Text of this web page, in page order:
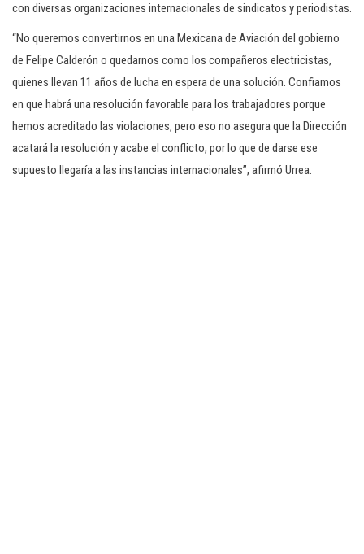
con diversas organizaciones internacionales de sindicatos y periodistas.
“No queremos convertirnos en una Mexicana de Aviación del gobierno
de Felipe Calderón o quedarnos como los compañeros electricistas,
quienes llevan 11 años de lucha en espera de una solución. Confiamos
en que habrá una resolución favorable para los trabajadores porque
hemos acreditado las violaciones, pero eso no asegura que la Dirección
acatará la resolución y acabe el conflicto, por lo que de darse ese
supuesto llegaría a las instancias internacionales”, afirmó Urrea.